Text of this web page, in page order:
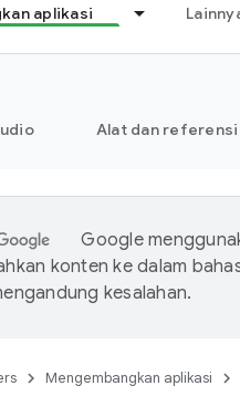
aplikasi
Alat dan referensi
Google
konten ke dalam
kesalahan.
Mengembangkan aplikasi